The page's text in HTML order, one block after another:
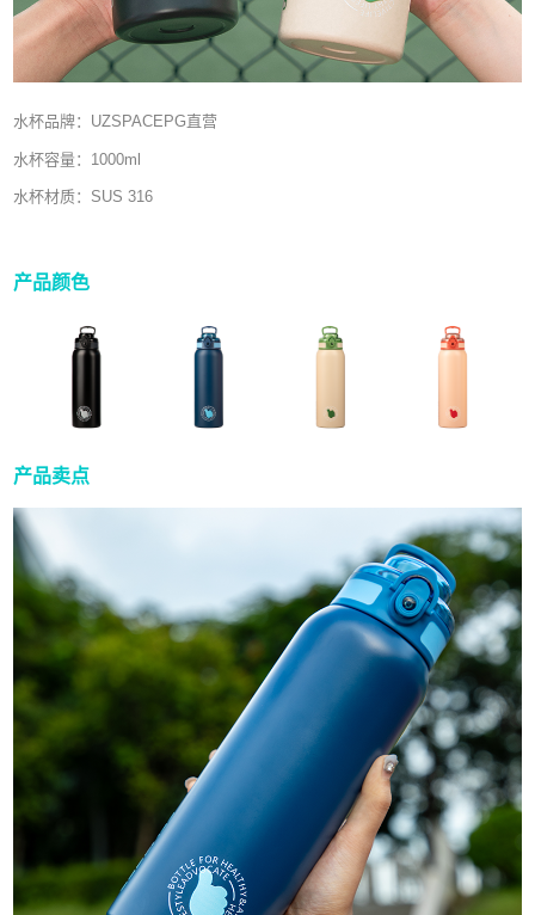
水杯品牌：UZSPACEPG直营
水杯容量：1000ml
水杯材质：SUS 316
产品颜色
产品卖点